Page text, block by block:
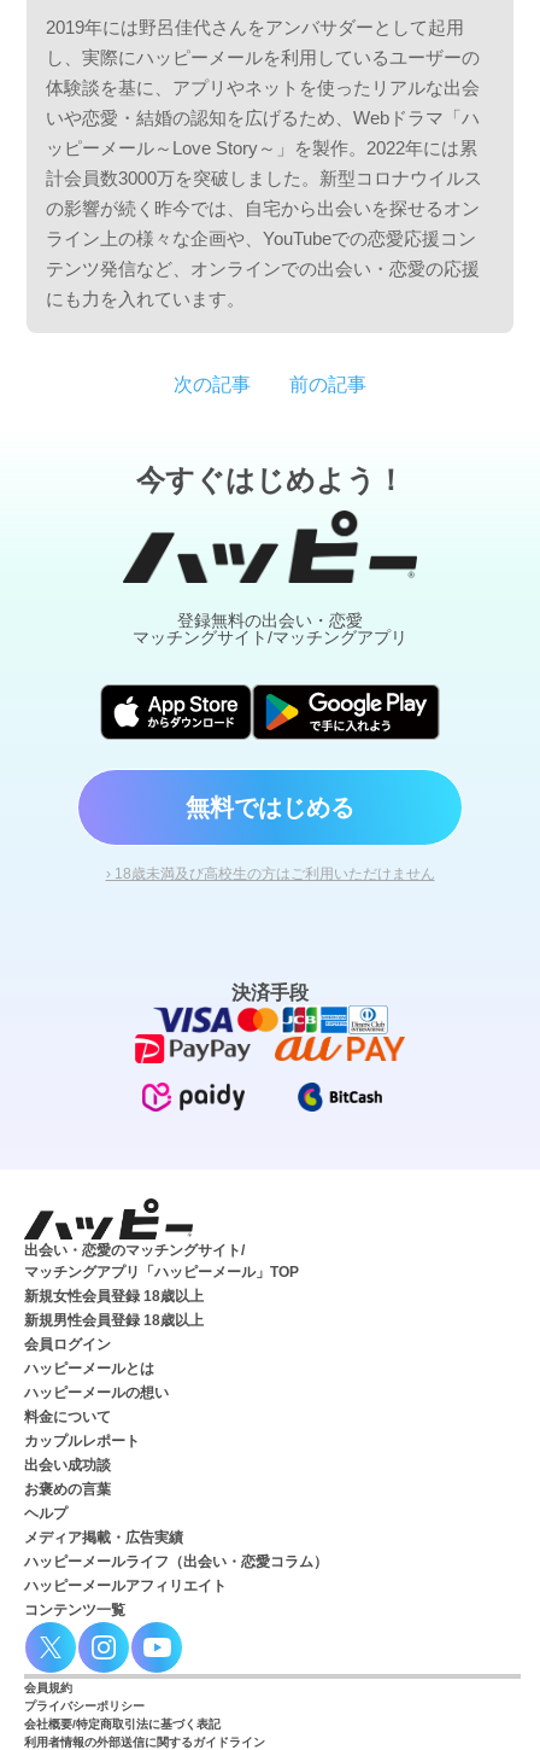
2019年には野呂佳代さんをアンバサダーとして起用
し、実際にハッピーメールを利用しているユーザーの
体験談を基に、アプリやネットを使ったリアルな出会
いや恋愛・結婚の認知を広げるため、Webドラマ「ハ
ッピーメール～Love Story～」を製作。2022年には累
計会員数3000万を突破しました。新型コロナウイルス
の影響が続く昨今では、自宅から出会いを探せるオン
ライン上の様々な企画や、YouTubeでの恋愛応援コン
テンツ発信など、オンラインでの出会い・恋愛の応援
にも力を入れています。
次の記事 前の記事
今すぐはじめよう！
登録無料の出会い・恋愛
マッチングサイト/マッチングアプリ
無料ではじめる
› 18歳未満及び高校生の方はご利用いただけません
決済手段
出会い・恋愛のマッチングサイト/
マッチングアプリ「ハッピーメール」TOP
新規女性会員登録 18歳以上
新規男性会員登録 18歳以上
会員ログイン
ハッピーメールとは
ハッピーメールの想い
料金について
カップルレポート
出会い成功談
お褒めの言葉
ヘルプ
メディア掲載・広告実績
ハッピーメールライフ（出会い・恋愛コラム）
ハッピーメールアフィリエイト
コンテンツ一覧
会員規約
プライバシーポリシー
会社概要/特定商取引法に基づく表記
利用者情報の外部送信に関するガイドライン